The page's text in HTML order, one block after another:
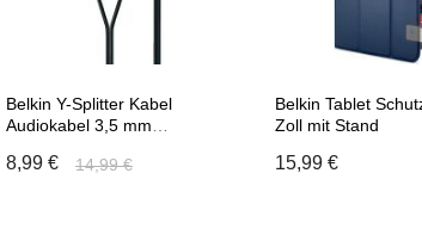
Belkin Y-Splitter Kabel
Audiokabel 3,5 mm
8,99 € 14,99 €
Belkin Tablet
Zoll mit Stand
15,99 €